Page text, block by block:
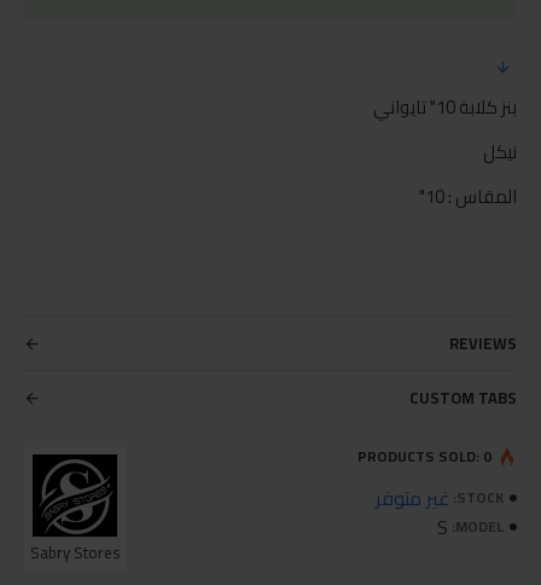
بنز كلابة 10" تايواني
نيكل
المقاس : 10"
REVIEWS
CUSTOM TABS
STOCK: غير متوفر
MODEL:
S
Sabry Stores
PRODUCTS SOLD: 0